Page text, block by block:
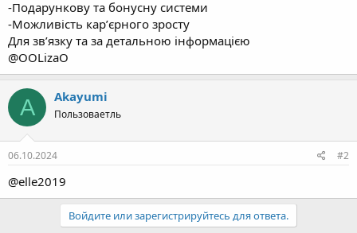
-Можливість карʼєрного зросту
Для звʼязку та за детальною інформацією
@OOLizaO
A Akayumi
Пользоваетль
06.10.2024
@elle2019
Войдите или зарегистрируйтесь для ответа.